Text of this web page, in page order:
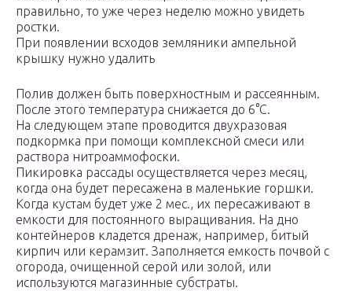
правильно, то уже через неделю можно увидеть
ростки.
При появлении всходов земляники ампельной
крышку нужно удалить
Полив должен быть поверхностным и рассеянным.
После этого температура снижается до 6°С.
На следующем этапе проводится двухразовая
подкормка при помощи комплексной смеси или
раствора нитроаммофоски.
Пикировка рассады осуществляется через месяц,
когда она будет пересажена в маленькие горшки.
Когда кустам будет уже 2 мес., их пересаживают в
емкости для постоянного выращивания. На дно
контейнеров кладется дренаж, например, битый
кирпич или керамзит. Заполняется емкость почвой с
огорода, очищенной серой или золой, или
используются магазинные субстраты.